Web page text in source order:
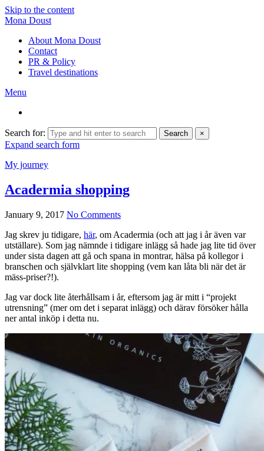
Skip to the content
Mona Doust
About Mona Doust
Contact
PR & Policy
Travel destinations
Menu
Search for: Search ×
Expand search form
My journey
Acadermia shopping
January 9, 2017 No Comments
Jag skrev ju tidigare, här, om Acadermia (och att jag i år även var
utställare). Som jag nämnde i tidigare inlägg så hade jag lite tid över
under sista dagen att gå och spana in montrar, hälsa på kollegor i
branschen och självklart lite shopping (vem kan låta bli när det är
mäss-priser?!).
Jag var dock lite återhållsam i år, eftersom jag är mitt i “projekt
utrensning” (mer om det i separat inlägg) och därav försöker hålla
ner antal inköp i detta nu.